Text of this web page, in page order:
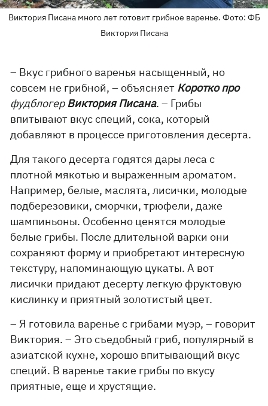
Виктория Писана много лет готовит грибное варенье. Фото: ФБ
Виктория Писана
– Вкус грибного варенья насыщенный, но
совсем не грибной, – объясняет Коротко про
фудблогерВиктория Писана. – Грибы
впитывают вкус специй, сока, который
добавляют в процессе приготовления десерта.
Для такого десерта годятся дары леса с
плотной мякотью и выраженным ароматом.
Например, белые, маслята, лисички, молодые
подберезовики, сморчки, трюфели, даже
шампиньоны. Особенно ценятся молодые
белые грибы. После длительной варки они
сохраняют форму и приобретают интересную
текстуру, напоминающую цукаты. А вот
лисички придают десерту легкую фруктовую
кислинку и приятный золотистый цвет.
– Я готовила варенье с грибами муэр, – говорит
Виктория. – Это съедобный гриб, популярный в
азиатской кухне, хорошо впитывающий вкус
специй. В варенье такие грибы по вкусу
приятные, еще и хрустящие.